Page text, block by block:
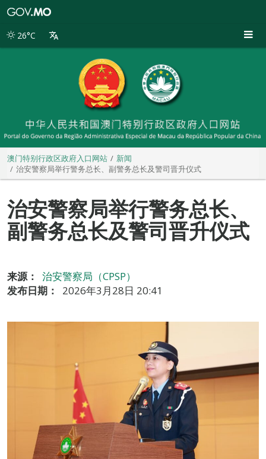
别
26°C
澳门特别行政区政府入口网站
新闻
治安警察局举行警务总长、副警务总长及警司晋升仪式
治安警察局举行警务总长、
副警务总长及警司晋升仪式
来源：
治安警察局（CPSP）
发布日期：
2026年3月28日 20:41